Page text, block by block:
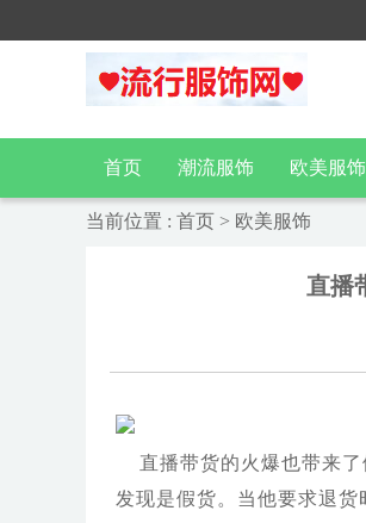
首页 潮流服饰 欧美服饰
当前位置 : 首页 > 欧美服饰
直播
直播带货的火爆也带来
发现是假货。当他要求退